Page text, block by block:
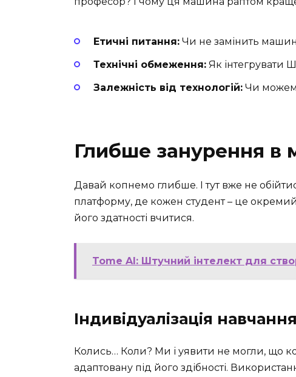
Етичні питання: Чи не замінить
Технічні обмеження: Як інтегрувати
Залежність від технологій: Чи
Глибше занурення в
Давай копнемо глибше. І тут вже не
платформу, де кожен студент – це
його здатності вчитися.
Tome AI: Штучний інтелект для
Індивідуалізація навчання
Колись… Коли? Ми і уявити не могли, що
адаптовану під його здібності.